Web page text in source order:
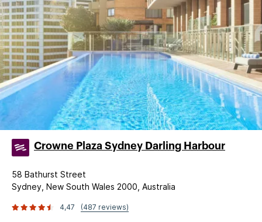
Crowne Plaza Sydney Darling Harbour
58 Bathurst Street
Sydney, New South Wales 2000, Australia
4,47 (487 reviews)